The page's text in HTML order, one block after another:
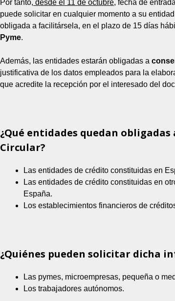
Por tanto, desde el 11 de octubre, fecha de
puede solicitar en cualquier momento a su
obligada a facilitársela, en el plazo de 15 días
Pyme.
Además, las entidades estarán obligadas a
justificativa de los datos empleados para la
que acredite la recepción por el interesado del
¿Qué entidades quedan
Circular?
Las entidades de crédito constituidas en
Las entidades de crédito constituidas en
España.
Los establecimientos financieros de
¿Quiénes pueden solicitar dicha
Las pymes, microempresas, pequeña o
Los trabajadores autónomos.